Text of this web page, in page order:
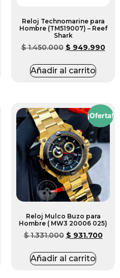
Reloj Technomarine para
Hombre (TM519007) – Reef
Shark
$1.450.000 $ 949.990
Añadir al carrito
¡Oferta!
Reloj Mulco Buzo para
Hombre ( MW3 20006 025)
$1.331.000 $ 931.700
Añadir al carrito